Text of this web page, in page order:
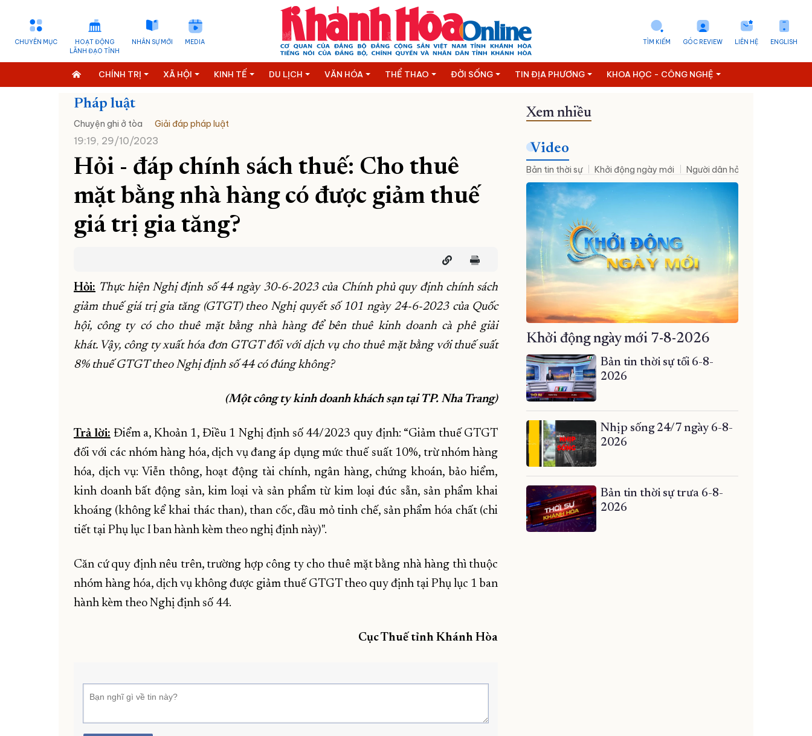
CHUYÊN MỤC
HOẠT ĐỘNG
LÃNH ĐẠO TỈNH
NHÂN SỰ MỚI MEDIA ENGLISH
LIÊN HỆ
GÓC REVIEW
TÌM KIẾM
CHÍNH TRỊ XÃ HỘI KINH TẾ DU LỊCH VĂN HÓA THỂ THAO ĐỜI SỐNG TIN ĐỊA PHƯƠNG KHOA HỌC - CÔNG NGHỆ
Pháp luật
Chuyện ghi ở tòa Giải đáp pháp luật
19:19, 29/10/2023
Hỏi ­- đáp chính sách thuế: Cho thuê
mặt bằng nhà hàng có được giảm thuế
giá trị gia tăng?
Hỏi: Thực hiện Nghị định số 44 ngày 30-6-2023 của Chính phủ quy định chính sách
giảm thuế giá trị gia tăng (GTGT) theo Nghị quyết số 101 ngày 24-6-2023 của Quốc
hội, công ty có cho thuê mặt bằng nhà hàng để bên thuê kinh doanh cà phê giải
khát. Vậy, công ty xuất hóa đơn GTGT đối với dịch vụ cho thuê mặt bằng với thuế suất
8% thuế GTGT theo Nghị định số 44 có đúng không?
(Một công ty kinh doanh khách sạn tại TP. Nha Trang)
Trả lời: Điểm a, Khoản 1, Điều 1 Nghị định số 44/2023 quy định: “Giảm thuế GTGT
đối với các nhóm hàng hóa, dịch vụ đang áp dụng mức thuế suất 10%, trừ nhóm hàng
hóa, dịch vụ: Viễn thông, hoạt động tài chính, ngân hàng, chứng khoán, bảo hiểm,
kinh doanh bất động sản, kim loại và sản phẩm từ kim loại đúc sẵn, sản phẩm khai
khoáng (không kể khai thác than), than cốc, dầu mỏ tinh chế, sản phẩm hóa chất (chi
tiết tại Phụ lục I ban hành kèm theo nghị định này)".
Căn cứ quy định nêu trên, trường hợp công ty cho thuê mặt bằng nhà hàng thì thuộc
nhóm hàng hóa, dịch vụ không được giảm thuế GTGT theo quy định tại Phụ lục 1 ban
hành kèm theo Nghị định số 44.
Cục Thuế tỉnh Khánh Hòa
Xem nhiều
Video
Bản tin thời sự Khởi động ngày mới Người dân hỏi – Cơ quan nhà
Khởi động ngày mới 7-8-2026
Bản tin thời sự tối 6-8-
2026
Nhịp sống 24/7 ngày 6-8-
2026
Bản tin thời sự trưa 6-8-
2026